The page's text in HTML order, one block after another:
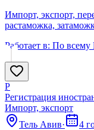
Импорт, экспорт,
растаможка,
Работает в: По всему
Р
Регистрация
Импорт, экспорт
Тель Авив·
4